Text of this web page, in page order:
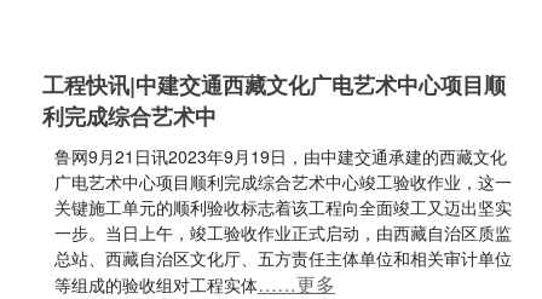
工程快讯|中建交通西藏文化广电艺术中心项目顺
利完成综合艺术中
鲁网9月21日讯2023年9月19日，由中建交通承建的西藏文化
广电艺术中心项目顺利完成综合艺术中心竣工验收作业，这一
关键施工单元的顺利验收标志着该工程向全面竣工又迈出坚实
一步。当日上午，竣工验收作业正式启动，由西藏自治区质监
总站、西藏自治区文化厅、五方责任主体单位和相关审计单位
等组成的验收组对工程实体……更多